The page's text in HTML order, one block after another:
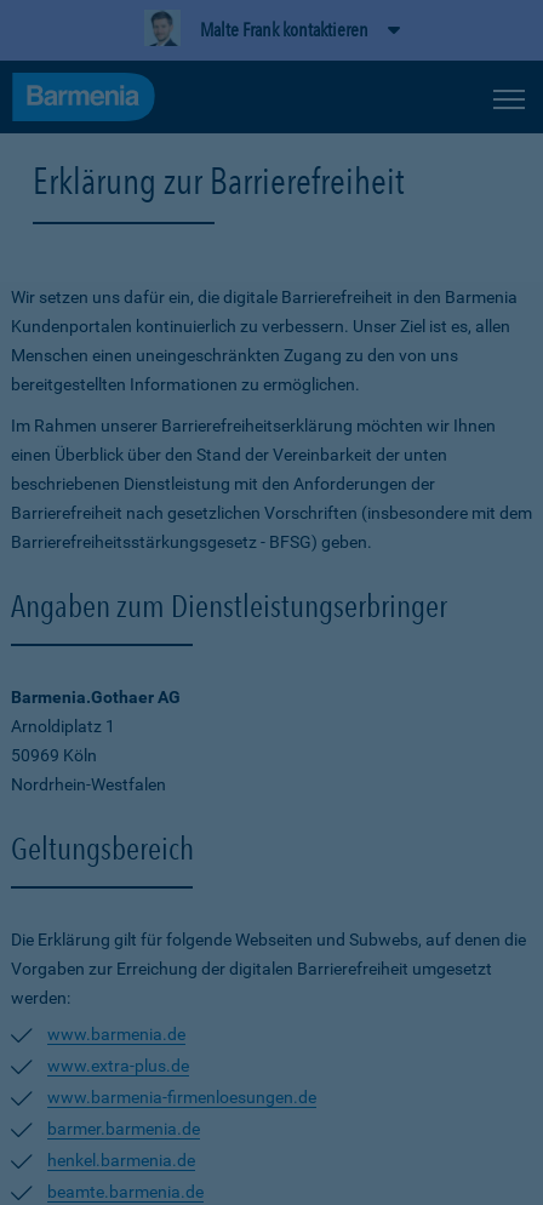
Malte Frank kontaktieren
Erklärung zur Barrierefreiheit
Wir setzen uns dafür ein, die digitale Barrierefreiheit in den Barmenia
Kundenportalen kontinuierlich zu verbessern. Unser Ziel ist es, allen
Menschen einen uneingeschränkten Zugang zu den von uns
bereitgestellten Informationen zu ermöglichen.
Im Rahmen unserer Barrierefreiheitserklärung möchten wir Ihnen
einen Überblick über den Stand der Vereinbarkeit der unten
beschriebenen Dienstleistung mit den Anforderungen der
Barrierefreiheit nach gesetzlichen Vorschriften (insbesondere mit dem
Barrierefreiheitsstärkungsgesetz - BFSG) geben.
Angaben zum Dienstleistungserbringer
Barmenia.Gothaer AG
Arnoldiplatz 1
50969 Köln
Nordrhein-Westfalen
Geltungsbereich
Die Erklärung gilt für folgende Webseiten und Subwebs, auf denen die
Vorgaben zur Erreichung der digitalen Barrierefreiheit umgesetzt
werden:
www.barmenia.de
www.extra-plus.de
www.barmenia-firmenloesungen.de
barmer.barmenia.de
henkel.barmenia.de
beamte.barmenia.de